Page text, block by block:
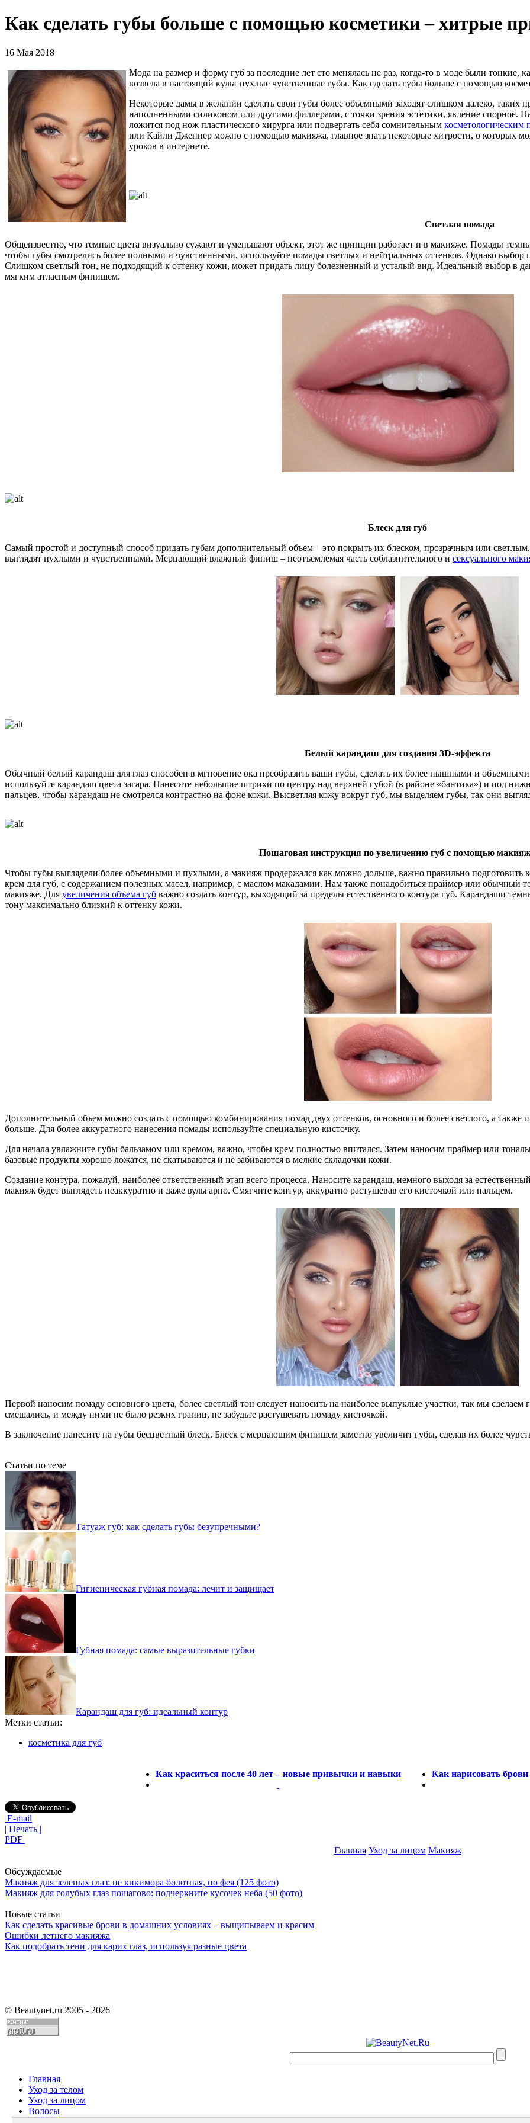
Как сделать губы больше с помощью косметики – хитрые
16 Мая 2018
Мода на размер и форму губ за последние лет сто менялась не раз, когда-то в моде были тонкие,
возвела в настоящий культ пухлые чувственные губы. Как сделать губы больше с помощью
Некоторые дамы в желании сделать свои губы более объемными заходят слишком далеко, таких
наполненными силиконом или другими филлерами, с точки зрения эстетики, явление спорное.
ложится под нож пластического хирурга или подвергать себя сомнительным косметологическим
или Кайли Дженнер можно с помощью макияжа, главное знать некоторые хитрости, о которых
уроков в интернете.
Светлая помада
Общеизвестно, что темные цвета визуально сужают и уменьшают объект, этот же принцип работает и в макияже. Помады
чтобы губы смотрелись более полными и чувственными, используйте помады светлых и нейтральных оттенков. Однако выбор
Слишком светлый тон, не подходящий к оттенку кожи, может придать лицу болезненный и усталый вид. Идеальный выбор в
мягким атласным финишем.
Блеск для губ
Самый простой и доступный способ придать губам дополнительный объем – это покрыть их блеском, прозрачным или светлым.
выглядят пухлыми и чувственными. Мерцающий влажный финиш – неотъемлемая часть соблазнительного и сексуального
Белый карандаш для создания 3D-эффекта
Обычный белый карандаш для глаз способен в мгновение ока преобразить ваши губы, сделать их более пышными и
используйте карандаш цвета загара. Нанесите небольшие штрихи по центру над верхней губой (в районе «бантика») и под
пальцев, чтобы карандаш не смотрелся контрастно на фоне кожи. Высветляя кожу вокруг губ, мы выделяем губы, так они
Пошаговая инструкция по увеличению губ с помощью
Чтобы губы выглядели более объемными и пухлыми, а макияж продержался как можно дольше, важно правильно подготовить
крем для губ, с содержанием полезных масел, например, с маслом макадамии. Нам также понадобиться праймер или обычный
макияже. Для увеличения объема губ важно создать контур, выходящий за пределы естественного контура губ. Карандаши
тону максимально близкий к оттенку кожи.
Дополнительный объем можно создать с помощью комбинирования помад двух оттенков, основного и более светлого, а также
больше. Для более аккуратного нанесения помады используйте специальную кисточку.
Для начала увлажните губы бальзамом или кремом, важно, чтобы крем полностью впитался. Затем наносим праймер или
базовые продукты хорошо ложатся, не скатываются и не забиваются в мелкие складочки кожи.
Создание контура, пожалуй, наиболее ответственный этап всего процесса. Наносите карандаш, немного выходя за
макияж будет выглядеть неаккуратно и даже вульгарно. Смягчите контур, аккуратно растушевав его кисточкой или пальцем.
Первой наносим помаду основного цвета, более светлый тон следует наносить на наиболее выпуклые участки, так мы
смешались, и между ними не было резких границ, не забудьте растушевать помаду кисточкой.
В заключение нанесите на губы бесцветный блеск. Блеск с мерцающим финишем заметно увеличит губы, сделав их более
Статьи по теме
Татуаж губ: как сделать губы безупречными?
Гигиеническая губная помада: лечит и защищает
Губная помада: самые выразительные губки
Карандаш для губ: идеальный контур
Метки статьи:
косметика для губ
Как краситься после 40 лет – новые привычки и навыки Как нарисовать
E-mail
| Печать |
PDF
Главная Уход за лицом Макияж
Обсуждаемые
Макияж для зеленых глаз: не кикимора болотная, но фея (125 фото)
Макияж для голубых глаз пошагово: подчеркните кусочек неба (50 фото)
Новые статьи
Как сделать красивые брови в домашних условиях – выщипываем и красим
Ошибки летнего макияжа
Как подобрать тени для карих глаз, используя разные цвета
© Beautynet.ru 2005 - 2026
Главная
Уход за телом
Уход за лицом
Волосы